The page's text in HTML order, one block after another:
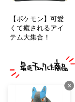
【ポケモン】可愛
くて癒されるアイ
テム大集合！
×